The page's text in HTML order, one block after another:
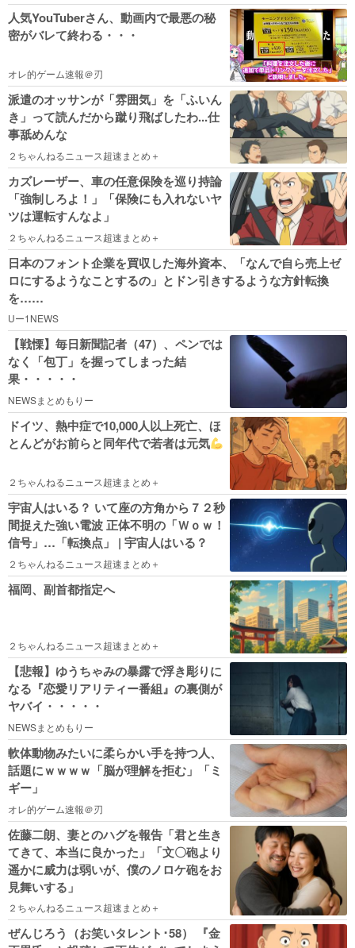
人気YouTuberさん、動画内で最悪の秘
密がバレて終わる・・・
オレ的ゲーム速報＠刃
派遣のオッサンが「雰囲気」を「ふいん
き」って読んだから蹴り飛ばしたわ...仕
事舐めんな
２ちゃんねるニュース超速まとめ＋
カズレーザー、車の任意保険を巡り持論
「強制しろよ！」「保険にも入れないヤ
ツは運転すんなよ」
２ちゃんねるニュース超速まとめ＋
日本のフォント企業を買収した海外資本、「なんで自ら売上ゼ
ロにするようなことするの」とドン引きするような方針転換
を……
Uー1NEWS
【戦慄】毎日新聞記者（47）、ペンでは
なく「包丁」を握ってしまった結
果・・・・・
NEWSまとめもりー
ドイツ、熱中症で10,000人以上死亡、ほ
とんどがお前らと同年代で若者は元気
２ちゃんねるニュース超速まとめ＋
宇宙人はいる？ いて座の方角から７２秒
間捉えた強い電波 正体不明の「Ｗｏｗ！
信号」…「転換点」 | 宇宙人はいる？
２ちゃんねるニュース超速まとめ＋
福岡、副首都指定へ
２ちゃんねるニュース超速まとめ＋
【悲報】ゆうちゃみの暴露で浮き彫りに
なる『恋愛リアリティー番組』の裏側が
ヤバイ・・・・・
NEWSまとめもりー
軟体動物みたいに柔らかい手を持つ人、
話題にｗｗｗｗ「脳が理解を拒む」「ミ
ギー」
オレ的ゲーム速報＠刃
佐藤二朗、妻とのハグを報告「君と生き
てきて、本当に良かった」「文〇砲より
遥かに威力は弱いが、僕のノロケ砲をお
見舞いする」
２ちゃんねるニュース超速まとめ＋
ぜんじろう（お笑いタレント･58） 『金